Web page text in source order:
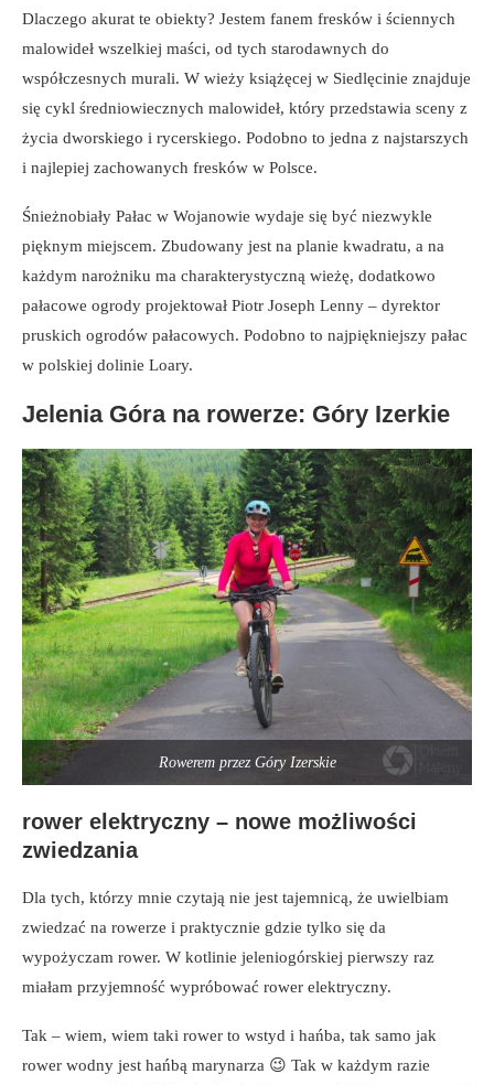
Dlaczego akurat te obiekty? Jestem fanem fresków i ściennych
malowideł wszelkiej maści, od tych starodawnych do
współczesnych murali. W wieży książęcej w Siedlęcinie znajduje
się cykl średniowiecznych malowideł, który przedstawia sceny z
życia dworskiego i rycerskiego. Podobno to jedna z najstarszych
i najlepiej zachowanych fresków w Polsce.
Śnieżnobiały Pałac w Wojanowie wydaje się być niezwykle
pięknym miejscem. Zbudowany jest na planie kwadratu, a na
każdym narożniku ma charakterystyczną wieżę, dodatkowo
pałacowe ogrody projektował Piotr Joseph Lenny – dyrektor
pruskich ogrodów pałacowych. Podobno to najpiękniejszy pałac
w polskiej dolinie Loary.
Jelenia Góra na rowerze: Góry Izerkie
Rowerem przez Góry Izerskie
rower elektryczny – nowe możliwości
zwiedzania
Dla tych, którzy mnie czytają nie jest tajemnicą, że uwielbiam
zwiedzać na rowerze i praktycznie gdzie tylko się da
wypożyczam rower. W kotlinie jeleniogórskiej pierwszy raz
miałam przyjemność wypróbować rower elektryczny.
Tak – wiem, wiem taki rower to wstyd i hańba, tak samo jak
rower wodny jest hańbą marynarza 😉 Tak w każdym razie